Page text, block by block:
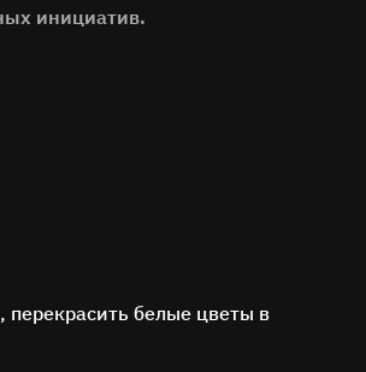
инициатив.
перекрасить белые цветы в